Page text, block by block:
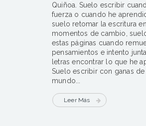
Quiñoa. Suelo escribir
fuerza o cuando he
suelo retomar la escritura
momentos de cambio,
estas páginas cuando
pensamientos e intento
letras encontrar lo que he
Suelo escribir con ganas de
mundo...
Leer Más